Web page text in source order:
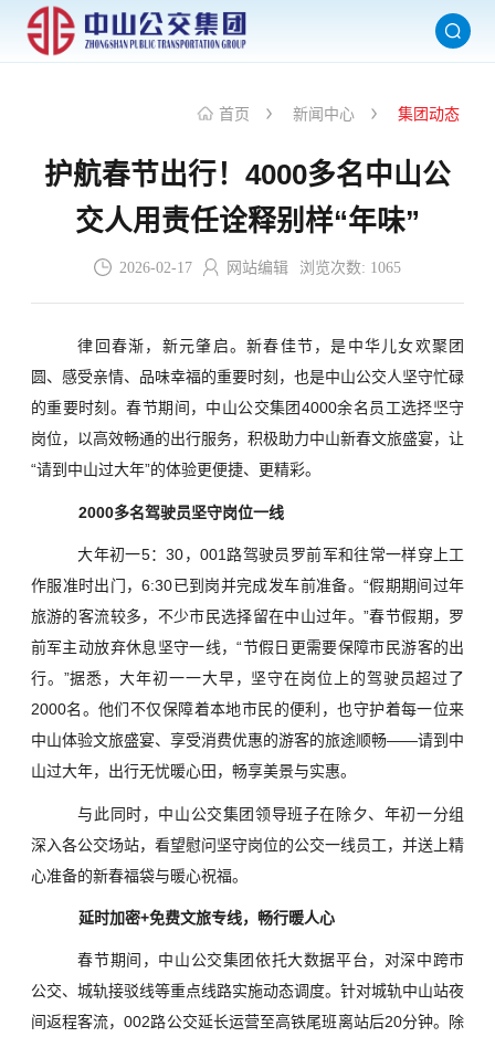
首页 新闻中心 集团动态
护航春节出行！4000多名中山公
交人用责任诠释别样“年味”
2026-02-17 网站编辑 浏览次数: 1065
律回春渐，新元肇启。新春佳节，是中华儿女欢聚团
圆、感受亲情、品味幸福的重要时刻，也是中山公交人坚守忙碌
的重要时刻。春节期间，中山公交集团4000余名员工选择坚守
岗位，以高效畅通的出行服务，积极助力中山新春文旅盛宴，让
“请到中山过大年”的体验更便捷、更精彩。
2000多名驾驶员坚守岗位一线
大年初一5：30，001路驾驶员罗前军和往常一样穿上工
作服准时出门，6:30已到岗并完成发车前准备。“假期期间过年
旅游的客流较多，不少市民选择留在中山过年。”春节假期，罗
前军主动放弃休息坚守一线，“节假日更需要保障市民游客的出
行。”据悉，大年初一一大早，坚守在岗位上的驾驶员超过了
2000名。他们不仅保障着本地市民的便利，也守护着每一位来
中山体验文旅盛宴、享受消费优惠的游客的旅途顺畅——请到中
山过大年，出行无忧暖心田，畅享美景与实惠。
与此同时，中山公交集团领导班子在除夕、年初一分组
深入各公交场站，看望慰问坚守岗位的公交一线员工，并送上精
心准备的新春福袋与暖心祝福。
延时加密+免费文旅专线，畅行暖人心
春节期间，中山公交集团依托大数据平台，对深中跨市
公交、城轨接驳线等重点线路实施动态调度。针对城轨中山站夜
间返程客流，002路公交延长运营至高铁尾班离站后20分钟。除